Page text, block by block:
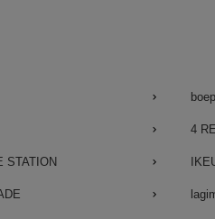
boep
4
STATION